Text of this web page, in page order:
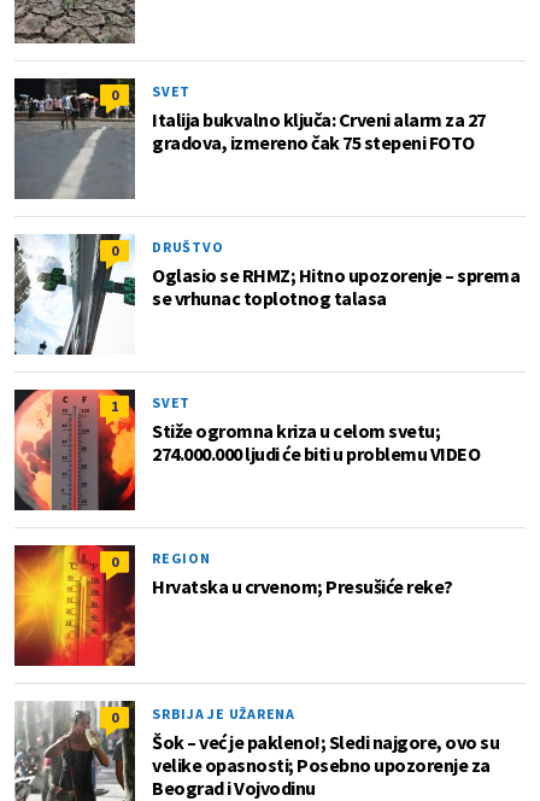
0 SVET
Italija bukvalno ključa: Crveni alarm za 27
gradova, izmereno čak 75 stepeni FOTO
0 DRUŠTVO
Oglasio se RHMZ; Hitno upozorenje – sprema
se vrhunac toplotnog talasa
1 SVET
Stiže ogromna kriza u celom svetu;
274.000.000 ljudi će biti u problemu VIDEO
0 REGION
Hrvatska u crvenom; Presušiće reke?
0 SRBIJA JE UŽARENA
Šok – već je pakleno!; Sledi najgore, ovo su
velike opasnosti; Posebno upozorenje za
Beograd i Vojvodinu